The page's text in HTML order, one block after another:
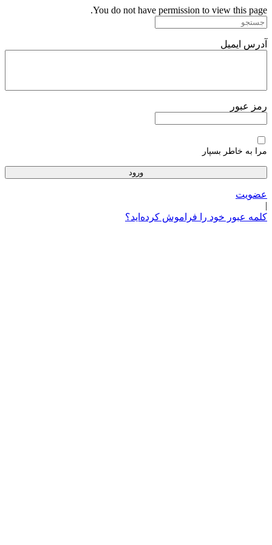
پرش
به
You do not have permission to view this page.
آدرس ایمیل
رمز عبور
مرا به خاطر بسپار
عضویت
|
کلمه عبور خود را فراموش کرده‌اید؟